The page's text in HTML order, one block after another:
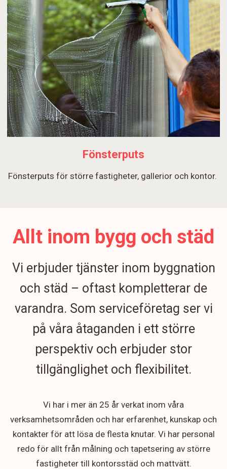
Fönsterputs
Fönsterputs för större fastigheter, gallerior och kontor.
Allt inom bygg och städ
Vi erbjuder tjänster inom byggnation
och städ – oftast kompletterar de
varandra. Som serviceföretag ser vi
på våra åtaganden i ett större
perspektiv och erbjuder stor
tillgänglighet och flexibilitet.
Vi har i mer än 25 år verkat inom våra
verksamhetsområden och har erfarenhet, kunskap och
kontakter för att lösa de flesta knutar. Vi har personal
redo för allt från målning och tapetsering av större
fastigheter till kontorsstäd och mattvätt.